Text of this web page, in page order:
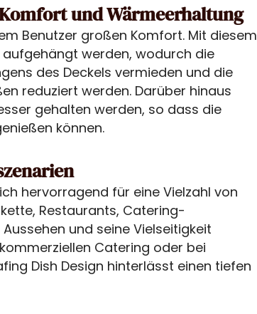
und Wärmeerhaltung
Benutzer großen Komfort. Mit diesem
aufgehängt werden, wodurch die
des Deckels vermieden und die
reduziert werden. Darüber hinaus
gehalten werden, so dass die
können.
hervorragend für eine Vielzahl von
Restaurants, Catering-
und seine Vielseitigkeit
Catering oder bei
Dish Design hinterlässt einen tiefen